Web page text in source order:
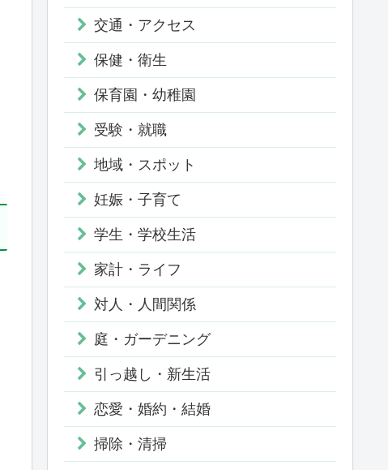
交通・アクセス
保健・衛生
保育園・幼稚園
受験・就職
地域・スポット
妊娠・子育て
学生・学校生活
家計・ライフ
対人・人間関係
庭・ガーデニング
引っ越し・新生活
恋愛・婚約・結婚
掃除・清掃